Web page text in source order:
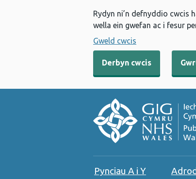
Rydyn ni’n defnyddio cwcis
wella ein gwefan ac i fesur
Gweld cwcis
Derbyn cwcis
Pynciau A i Y